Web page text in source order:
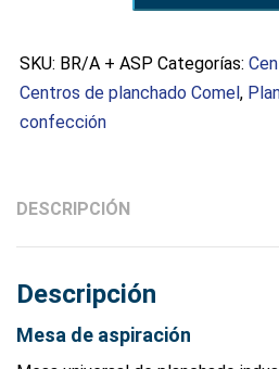
SKU: BR/A + ASP Categorías:
Centros de planchado Comel,
confección
DESCRIPCIÓN
Descripción
Mesa de aspiración